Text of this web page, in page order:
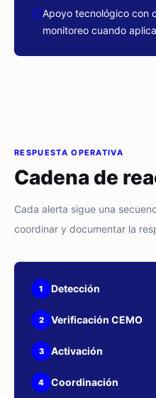
Apoyo tecnológico con
monitoreo cuando
RESPUESTA OPERATIVA
Cadena de
Cada alerta sigue una
coordinar y documentar la
1 Detección
2 Verificación CEMO
3 Activación
4 Coordinación